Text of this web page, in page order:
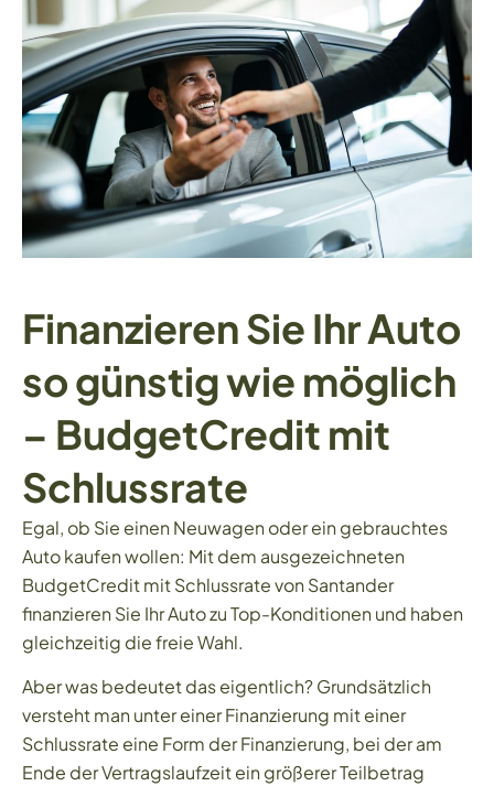
Finanzieren Sie Ihr Auto
so günstig wie möglich
– BudgetCredit mit
Schlussrate
Egal, ob Sie einen Neuwagen oder ein gebrauchtes
Auto kaufen wollen: Mit dem ausgezeichneten
BudgetCredit mit Schlussrate von Santander
finanzieren Sie Ihr Auto zu Top-Konditionen und haben
gleichzeitig die freie Wahl.
Aber was bedeutet das eigentlich? Grundsätzlich
versteht man unter einer Finanzierung mit einer
Schlussrate eine Form der Finanzierung, bei der am
Ende der Vertragslaufzeit ein größerer Teilbetrag